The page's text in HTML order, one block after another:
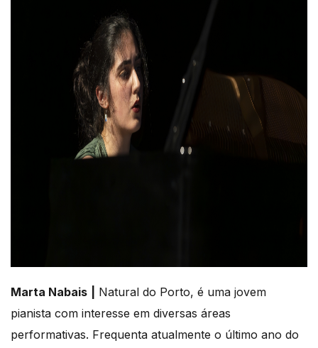
Marta Nabais
Natural do Porto, é uma jovem
pianista com interesse em diversas áreas
performativas. Frequenta atualmente o último ano do